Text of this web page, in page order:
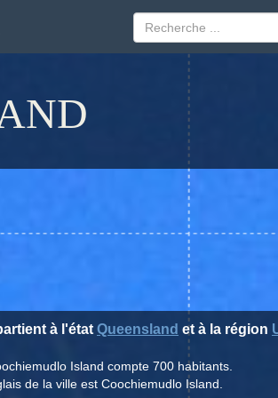
à l'état Queensland et à la région
Island compte 700 habitants.
de la ville est Coochiemudlo Island.